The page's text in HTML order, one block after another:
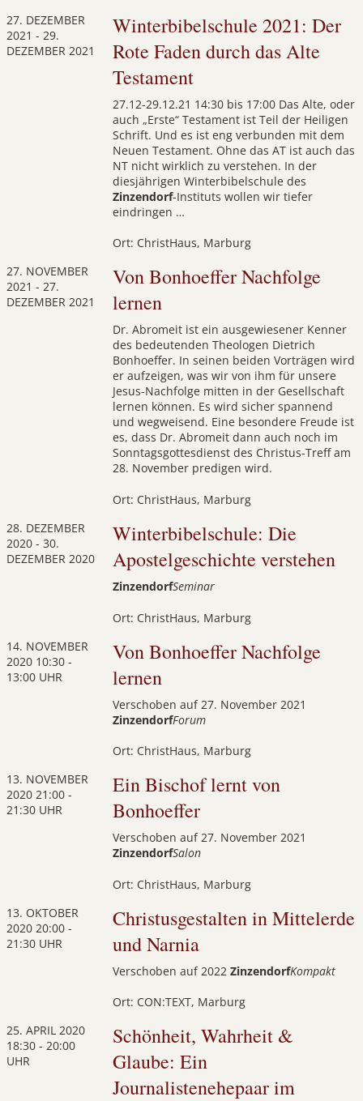
27. DEZEMBER
2021 - 29.
DEZEMBER 2021
Winterbibelschule 2021: Der
Rote Faden durch das Alte
Testament
27.12-29.12.21 14:30 bis 17:00 Das Alte, oder
auch „Erste“ Testament ist Teil der Heiligen
Schrift. Und es ist eng verbunden mit dem
Neuen Testament. Ohne das AT ist auch das
NT nicht wirklich zu verstehen. In der
diesjährigen Winterbibelschule des
Zinzendorf-Instituts wollen wir tiefer
eindringen …
Ort: ChristHaus, Marburg
27. NOVEMBER
2021 - 27.
DEZEMBER 2021
Von Bonhoeffer Nachfolge
lernen
Dr. Abromeit ist ein ausgewiesener Kenner
des bedeutenden Theologen Dietrich
Bonhoeffer. In seinen beiden Vorträgen wird
er aufzeigen, was wir von ihm für unsere
Jesus-Nachfolge mitten in der Gesellschaft
lernen können. Es wird sicher spannend
und wegweisend. Eine besondere Freude ist
es, dass Dr. Abromeit dann auch noch im
Sonntagsgottesdienst des Christus-Treff am
28. November predigen wird.
Ort: ChristHaus, Marburg
28. DEZEMBER
2020 - 30.
DEZEMBER 2020
Winterbibelschule: Die
Apostelgeschichte verstehen
ZinzendorfSeminar
Ort: ChristHaus, Marburg
14. NOVEMBER
2020 10:30 -
13:00 UHR
Von Bonhoeffer Nachfolge
lernen
Verschoben auf 27. November 2021
ZinzendorfForum
Ort: ChristHaus, Marburg
13. NOVEMBER
2020 21:00 -
21:30 UHR
Ein Bischof lernt von
Bonhoeffer
Verschoben auf 27. November 2021
ZinzendorfSalon
Ort: ChristHaus, Marburg
13. OKTOBER
2020 20:00 -
21:30 UHR
Christusgestalten in Mittelerde
und Narnia
Verschoben auf 2022ZinzendorfKompakt
Ort: CON:TEXT, Marburg
25. APRIL 2020
18:30 - 20:00
UHR
Schönheit, Wahrheit &
Glaube: Ein
Journalistenehepaar im